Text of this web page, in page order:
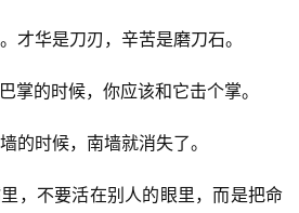
才华是刀刃，辛苦是磨刀石。
掌的时候，你应该和它击个掌。
的时候，南墙就消失了。
，不要活在别人的眼里，而是把命